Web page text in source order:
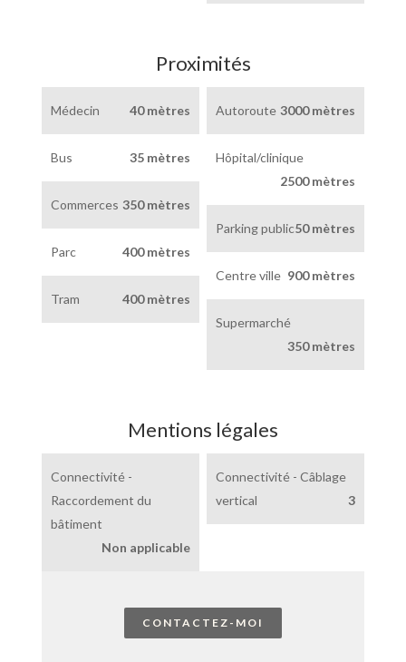
Proximités
Médecin 40 mètres Autoroute 3000 mètres
Bus 35 mètres
Hôpital/clinique
2500 mètres
Commerces 350 mètres
Parking public50 mètres
Parc
400 mètres
Centre ville 900 mètres
Tram
400 mètres
Supermarché
350 mètres
Mentions légales
Connectivité -
Raccordement du
bâtiment
Non applicable
Connectivité - Câblage
vertical
3
CONTACTEZ-MOI